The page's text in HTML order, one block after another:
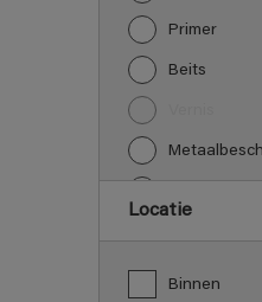
Primer
Beits
Locatie
Binnen